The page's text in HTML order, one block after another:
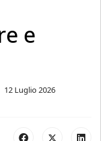
e
12 Luglio 2026